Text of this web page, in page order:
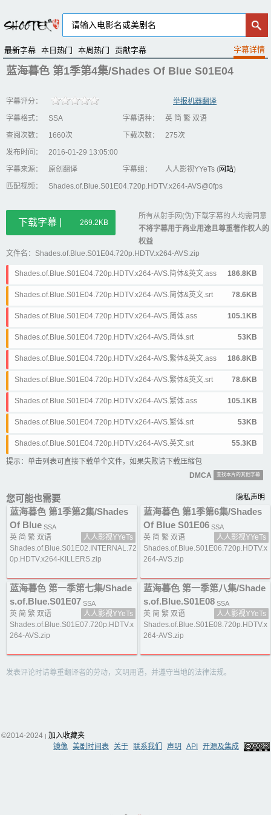
最新字幕 本日热门 本周热门 贡献字幕
蓝海暮色 第1季第4集/Shades Of Blue S01E04
字幕评分：
举报机器翻译
字幕格式：
SSA 字幕语种：
英 简 繁 双语
查阅次数：
1660次 下载次数：
275次
发布时间：
2016-01-29 13:05:00
字幕来源：
原创翻译 字幕组： 人人影视YYeTs (网站)
匹配视频：
Shades.of.Blue.S01E04.720p.HDTV.x264-AVS@0fps
下载字幕 | 269.2KB
所有从射手网(伪)下载字幕的人均需同意
不将字幕用于商业用途且尊重著作权人的
权益
文件名：Shades.of.Blue.S01E04.720p.HDTV.x264-AVS.zip
Shades.of.Blue.S01E04.720p.HDTV.x264-AVS.简体&英文.ass 186.8KB
Shades.of.Blue.S01E04.720p.HDTV.x264-AVS.简体&英文.srt 78.6KB
Shades.of.Blue.S01E04.720p.HDTV.x264-AVS.简体.ass 105.1KB
Shades.of.Blue.S01E04.720p.HDTV.x264-AVS.简体.srt 53KB
Shades.of.Blue.S01E04.720p.HDTV.x264-AVS.繁体&英文.ass 186.8KB
Shades.of.Blue.S01E04.720p.HDTV.x264-AVS.繁体&英文.srt 78.6KB
Shades.of.Blue.S01E04.720p.HDTV.x264-AVS.繁体.ass 105.1KB
Shades.of.Blue.S01E04.720p.HDTV.x264-AVS.繁体.srt 53KB
Shades.of.Blue.S01E04.720p.HDTV.x264-AVS.英文.srt 55.3KB
提示：单击列表可直接下载单个文件，如果失败请下载压缩包
DMCA
查找本片的其他字幕
您可能也需要 隐私声明
蓝海暮色 第1季第2集/Shades
Of Blue SSA
英 简 繁 双语
人人影视YYeTs
Shades.of.Blue.S01E02.INTERNAL.72
0p.HDTV.x264-KILLERS.zip
蓝海暮色 第1季第6集/Shades
Of Blue S01E06 SSA
英 简 繁 双语
人人影视YYeTs
Shades.of.Blue.S01E06.720p.HDTV.x
264-AVS.zip
蓝海暮色 第一季第七集/Shade
s.of.Blue.S01E07 SSA
英 简 繁 双语
人人影视YYeTs
Shades.of.Blue.S01E07.720p.HDTV.x
264-AVS.zip
蓝海暮色 第一季第八集/Shade
s.of.Blue.S01E08 SSA
英 简 繁 双语
人人影视YYeTs
Shades.of.Blue.S01E08.720p.HDTV.x
264-AVS.zip
发表评论时请尊重翻译者的劳动，文明用语，并遵守当地的法律法规。
©2014-2024 | 加入收藏夹
镜像 美剧时间表 关于 联系我们 声明 API 开源及集成